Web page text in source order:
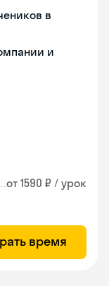
в
и
от 1590 ₽ / урок
время